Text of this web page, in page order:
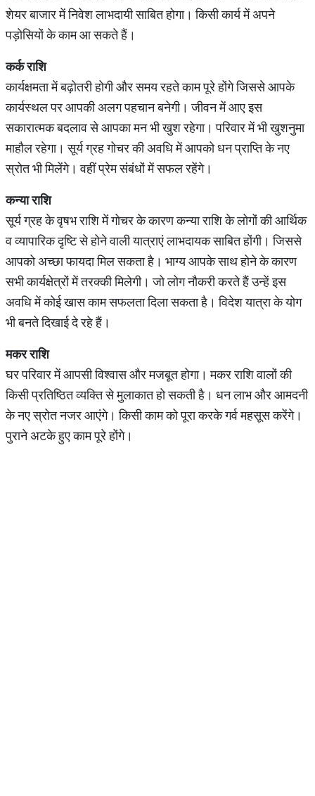
शेयर बाजार में निवेश लाभदायी साबित होगा। किसी कार्य में अपने
पड़ोसियों के काम आ सकते हैं।
कर्कराशि
कार्यक्षमता में बढ़ोतरी होगी और समय रहते काम पूरे होंगे जिससे आपके
कार्यस्थल पर आपकी अलग पहचान बनेगी। जीवन में आए इस
सकारात्मक बदलाव से आपका मन भी खुश रहेगा। परिवार में भी खुशनुमा
माहौल रहेगा। सूर्य ग्रह गोचर की अवधि में आपको धन प्राप्ति के नए
स्रोत भी मिलेंगे। वहीं प्रेम संबंधों में सफल रहेंगे।
कन्याराशि
सूर्य ग्रह के वृषभ राशि में गोचर के कारण कन्या राशि के लोगों की आर्थिक
व व्यापारिक दृष्टि से होने वाली यात्राएं लाभदायक साबित होंगी। जिससे
आपको अच्छा फायदा मिल सकता है। भाग्य आपके साथ होने के कारण
सभी कार्यक्षेत्रों में तरक्की मिलेगी। जो लोग नौकरी करते हैं उन्हें इस
अवधि में कोई खास काम सफलता दिला सकता है। विदेश यात्रा के योग
भी बनते दिखाई दे रहे हैं।
मकरराशि
घर परिवार में आपसी विश्वास और मजबूत होगा। मकर राशि वालों की
किसी प्रतिष्ठित व्यक्ति से मुलाकात हो सकती है। धन लाभ और आमदनी
के नए स्रोत नजर आएंगे। किसी काम को पूरा करके गर्व महसूस करेंगे।
पुराने अटके हुए काम पूरे होंगे।